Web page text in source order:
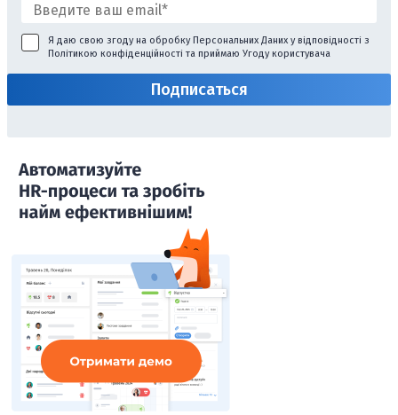
Я даю свою згоду на обробку Персональних Даних у відповідності з
Політикою конфіденційності та приймаю Угоду користувача